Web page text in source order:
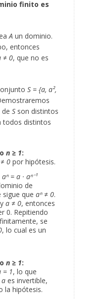
finito es
A un dominio.
entonces
≠ 0, que no es
S = {a, a²,
S son distintos
todos distintos
n ≥ 1:
0 por hipótesis.
aⁿ = a · aⁿ⁻¹
de
sigue que aⁿ ≠ 0.
y a ≠ 0, entonces
0. Repitiendo
se
, lo cual es un
n ≥ 1:
= 1, lo que
a es invertible,
la hipótesis.